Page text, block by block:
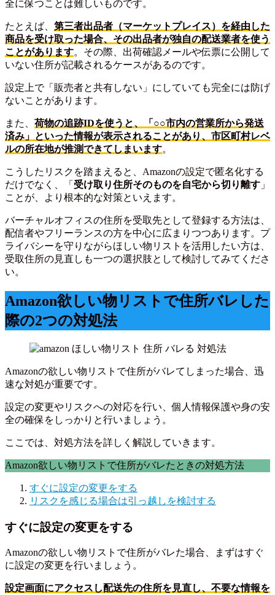
全に保つことは難しいものです。
たとえば、 第三者出品者（マーケットプレイス）を経由した
商品を受け取った場合、その出品者が独自の配送業者を使う
ことがあります。その際、出荷確認メールや伝票に公開して
いない住所が記載されるケースがあるのです。
設定上で「販売者と共有しない」にしていても完全には防げ
ないことがあります。
また、 荷物の追跡IDを使うと、「○○市内の営業所から発送
済み」といった情報が表示されることがあり、市区町村レベ
ルの所在地が推測できてしまいます。
こうしたリスクを踏まえると、Amazonの設定で匿名化する
だけでなく、「 受け取り住所そのものを自宅から切り離す 」
ことが、より根本的な対策といえます。
バーチャルオフィスの住所を受取先として登録する方法は、
配信者やフリーランスの方を中心に広まりつつあります。プ
ライバシーを守りながらほしい物リストを活用したい方は、
受取住所の見直しも一つの選択肢として検討してみてくださ
い。
Amazon欲しい物リストで住所バレした
際の2つの対処法
Amazonの欲しい物リストで住所がバレてしまった場合、迅
速な対処が重要です。
設定の変更やリスクへの対応を行い、個人情報保護や身の安
全の確保をしっかりと行いましょう。
ここでは、対処方法を詳しく解説していきます。
Amazon欲しい物リストで住所がバレたときの対処方法
すぐに設定の変更をする
リスクを感じる場合は引っ越しを検討する
すぐに設定の変更をする
Amazonの欲しい物リストで住所がバレた場合、まずはすぐ
に設定の変更を行いましょう。
設定画面にアクセスし配送先の住所を見直し、不要な情報を